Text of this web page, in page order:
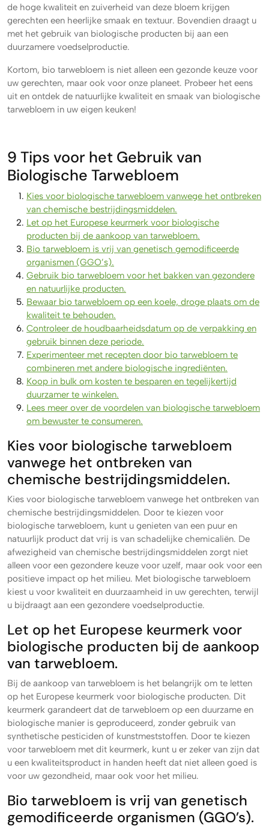
de hoge kwaliteit en zuiverheid van deze bloem krijgen
gerechten een heerlijke smaak en textuur. Bovendien draagt u
met het gebruik van biologische producten bij aan een
duurzamere voedselproductie.
Kortom, bio tarwebloem is niet alleen een gezonde keuze voor
uw gerechten, maar ook voor onze planeet. Probeer het eens
uit en ontdek de natuurlijke kwaliteit en smaak van biologische
tarwebloem in uw eigen keuken!
9 Tips voor het Gebruik van
Biologische Tarwebloem
Kies voor biologische tarwebloem vanwege het ontbreken
van chemische bestrijdingsmiddelen.
Let op het Europese keurmerk voor biologische
producten bij de aankoop van tarwebloem.
Bio tarwebloem is vrij van genetisch gemodificeerde
organismen (GGO’s).
Gebruik bio tarwebloem voor het bakken van gezondere
en natuurlijke producten.
Bewaar bio tarwebloem op een koele, droge plaats om de
kwaliteit te behouden.
Controleer de houdbaarheidsdatum op de verpakking en
gebruik binnen deze periode.
Experimenteer met recepten door bio tarwebloem te
combineren met andere biologische ingrediënten.
Koop in bulk om kosten te besparen en tegelijkertijd
duurzamer te winkelen.
Lees meer over de voordelen van biologische tarwebloem
om bewuster te consumeren.
Kies voor biologische tarwebloem
vanwege het ontbreken van
chemische bestrijdingsmiddelen.
Kies voor biologische tarwebloem vanwege het ontbreken van
chemische bestrijdingsmiddelen. Door te kiezen voor
biologische tarwebloem, kunt u genieten van een puur en
natuurlijk product dat vrij is van schadelijke chemicaliën. De
afwezigheid van chemische bestrijdingsmiddelen zorgt niet
alleen voor een gezondere keuze voor uzelf, maar ook voor een
positieve impact op het milieu. Met biologische tarwebloem
kiest u voor kwaliteit en duurzaamheid in uw gerechten, terwijl
u bijdraagt aan een gezondere voedselproductie.
Let op het Europese keurmerk voor
biologische producten bij de aankoop
van tarwebloem.
Bij de aankoop van tarwebloem is het belangrijk om te letten
op het Europese keurmerk voor biologische producten. Dit
keurmerk garandeert dat de tarwebloem op een duurzame en
biologische manier is geproduceerd, zonder gebruik van
synthetische pesticiden of kunstmeststoffen. Door te kiezen
voor tarwebloem met dit keurmerk, kunt u er zeker van zijn dat
u een kwaliteitsproduct in handen heeft dat niet alleen goed is
voor uw gezondheid, maar ook voor het milieu.
Bio tarwebloem is vrij van genetisch
gemodificeerde organismen (GGO’s).